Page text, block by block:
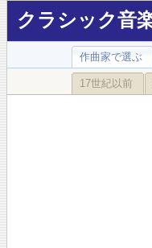
クラシック音
作曲家で選ぶ
17世紀以前